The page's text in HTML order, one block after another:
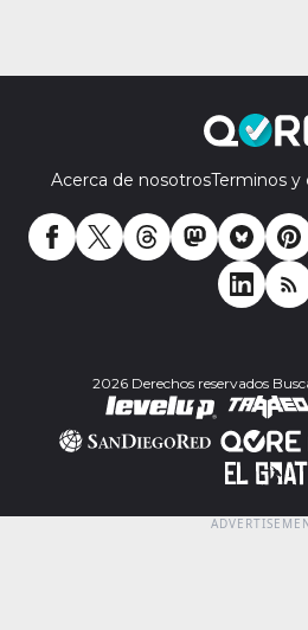
Acerca de nosotrosTerminos y
2026 Derechos reservados